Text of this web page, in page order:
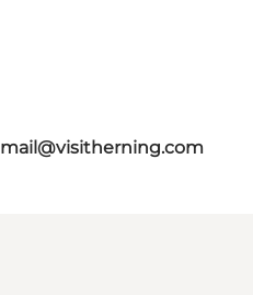
mail@visitherning.com